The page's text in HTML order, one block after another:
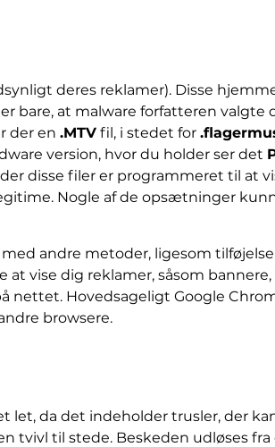
deres reklamer). Disse
bare, at malware forfatteren valgte
der en .MTV fil, i stedet for
version, hvor du holder ser det
disse filer er programmeret til at
Nogle af de opsætninger
andre metoder, ligesom
vise dig reklamer, såsom
nettet. Hovedsageligt Google
browsere.
let, da det indeholder trusler, der
tvivl til stede. Beskeden udløses fra